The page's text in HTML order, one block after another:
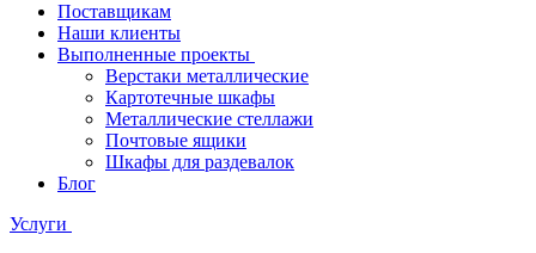
Поставщикам
Наши клиенты
Выполненные проекты
Верстаки металлические
Картотечные шкафы
Металлические стеллажи
Почтовые ящики
Шкафы для раздевалок
Блог
Услуги